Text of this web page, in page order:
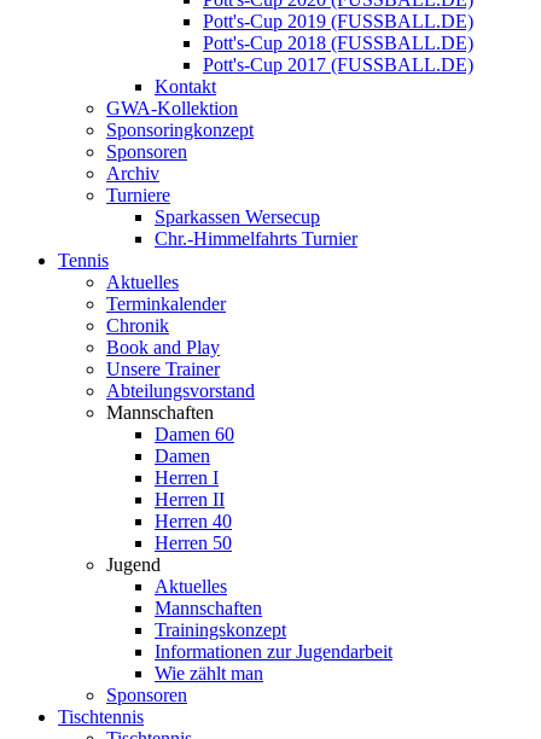
Pott's-Cup 2019 (FUSSBALL.DE)
Pott's-Cup 2018 (FUSSBALL.DE)
Pott's-Cup 2017 (FUSSBALL.DE)
Kontakt
GWA-Kollektion
Sponsoringkonzept
Sponsoren
Archiv
Turniere
Sparkassen Wersecup
Chr.-Himmelfahrts Turnier
Tennis
Aktuelles
Terminkalender
Chronik
Book and Play
Unsere Trainer
Abteilungsvorstand
Mannschaften
Damen 60
Damen
Herren I
Herren II
Herren 40
Herren 50
Jugend
Aktuelles
Mannschaften
Trainingskonzept
Informationen zur Jugendarbeit
Wie zählt man
Sponsoren
Tischtennis